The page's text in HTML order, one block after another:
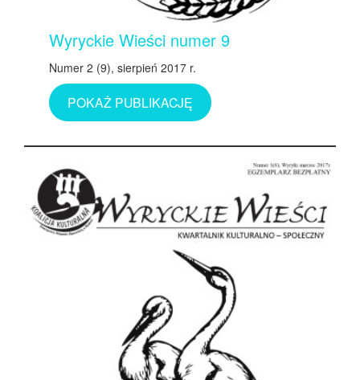
Wyryckie Wieści numer 9
Numer 2 (9), sierpień 2017 r.
POKAŻ PUBLIKACJĘ